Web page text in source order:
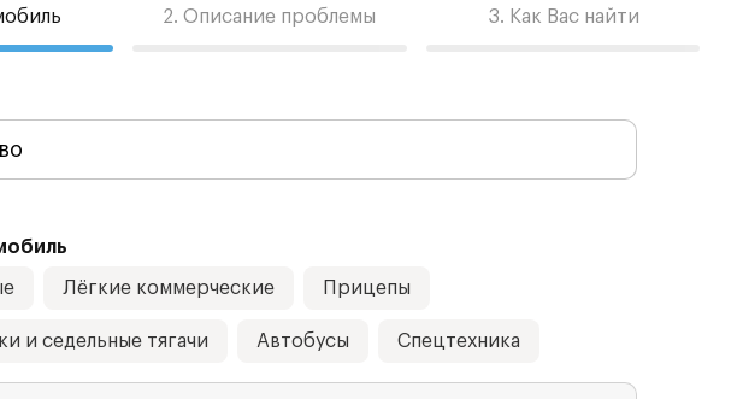
2. Описание проблемы 3. Как Вас найти
Лёгкие коммерческие Прицепы
и седельные тягачи Автобусы Спецтехника